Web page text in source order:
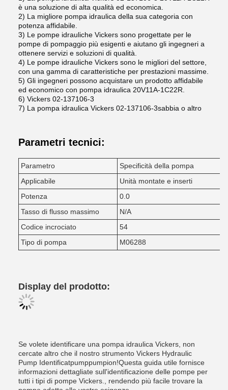
è una soluzione di alta qualità ed economica.
2) La migliore pompa idraulica della sua categoria con
potenza affidabile.
3) Le pompe idrauliche Vickers sono progettate per le
pompe di pompaggio più esigenti e aiutano gli ingegneri a
ottenere servizi e soluzioni di qualità.
4) Le pompe idrauliche Vickers sono le migliori del settore,
con una gamma di caratteristiche per prestazioni massime.
5) Gli ingegneri possono acquistare un prodotto affidabile
ed economico con pompa idraulica 20V11A-1C22R.
6) Vickers 02-137106-3
7) La pompa idraulica Vickers 02-137106-3sabbia o altro
Parametri tecnici:
Parametro
Specificità della pompa
Applicabile
Unità montate e inserti
Potenza
0.0
Tasso di flusso massimo
N/A
Codice incrociato
54
Tipo di pompa
M06288
Display del prodotto:
Se volete identificare una pompa idraulica Vickers, non
cercate altro che il nostro strumento Vickers Hydraulic
Pump Identificatpumppumpion!Questa guida utile fornisce
informazioni dettagliate sull'identificazione delle pompe per
tutti i tipi di pompe Vickers., rendendo più facile trovare la